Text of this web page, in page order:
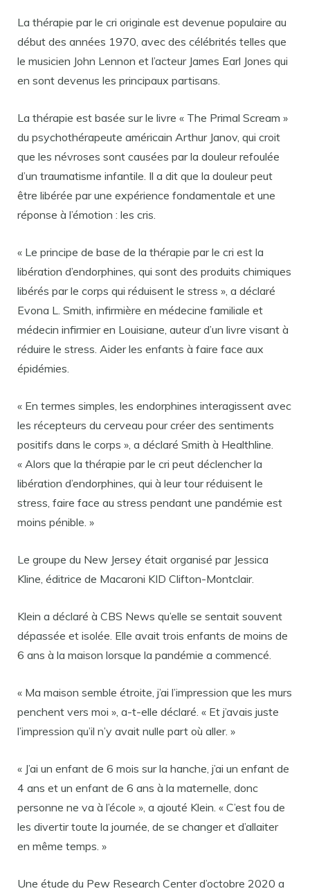
La thérapie par le cri originale est devenue populaire au
début des années 1970, avec des célébrités telles que
le musicien John Lennon et l’acteur James Earl Jones qui
en sont devenus les principaux partisans.
La thérapie est basée sur le livre « The Primal Scream »
du psychothérapeute américain Arthur Janov, qui croit
que les névroses sont causées par la douleur refoulée
d’un traumatisme infantile. Il a dit que la douleur peut
être libérée par une expérience fondamentale et une
réponse à l’émotion : les cris.
« Le principe de base de la thérapie par le cri est la
libération d’endorphines, qui sont des produits chimiques
libérés par le corps qui réduisent le stress », a déclaré
Evona L. Smith, infirmière en médecine familiale et
médecin infirmier en Louisiane, auteur d’un livre visant à
réduire le stress. Aider les enfants à faire face aux
épidémies.
« En termes simples, les endorphines interagissent avec
les récepteurs du cerveau pour créer des sentiments
positifs dans le corps », a déclaré Smith à Healthline.
« Alors que la thérapie par le cri peut déclencher la
libération d’endorphines, qui à leur tour réduisent le
stress, faire face au stress pendant une pandémie est
moins pénible. »
Le groupe du New Jersey était organisé par Jessica
Kline, éditrice de Macaroni KID Clifton-Montclair.
Klein a déclaré à CBS News qu’elle se sentait souvent
dépassée et isolée. Elle avait trois enfants de moins de
6 ans à la maison lorsque la pandémie a commencé.
« Ma maison semble étroite, j’ai l’impression que les murs
penchent vers moi », a-t-elle déclaré. « Et j’avais juste
l’impression qu’il n’y avait nulle part où aller. »
« J’ai un enfant de 6 mois sur la hanche, j’ai un enfant de
4 ans et un enfant de 6 ans à la maternelle, donc
personne ne va à l’école », a ajouté Klein. « C’est fou de
les divertir toute la journée, de se changer et d’allaiter
en même temps. »
Une étude du Pew Research Center d’octobre 2020 a